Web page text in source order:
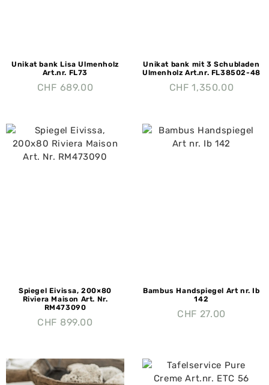
Unikat bank Lisa Ulmenholz
Art.nr. FL73
CHF 689.00
Unikat bank mit 3 Schubladen
Ulmenholz Art.nr. FL38502-48
CHF 1,350.00
Spiegel Eivissa, 200×80
Riviera Maison Art. Nr.
RM473090
CHF 899.00
Bambus Handspiegel Art nr. Ib
142
CHF 27.00